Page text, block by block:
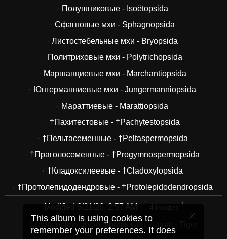
Полушниковые - Isoëtopsida
Сфагновые мхи - Sphagnopsida
Листостебельные мхи - Bryopsida
Политриховые мхи - Polytrichopsida
Маршанциевые мхи - Marchantiopsida
Юнгерманниевые мхи - Jungermanniopsida
Мараттиевые - Marattiopsida
†Пахитестовые - †Pachytestopsida
†Пельтасеменные - †Peltaspermopsida
†Праголосеменные - †Progymnospermopsida
†Кладоксилеевые - †Cladoxylopsida
†Протолепидодендровые - †Protolepidodendropsida
Modified 6/21/26, 2:57 AM
Create online photo albums with jAlbum
This album is using cookies to
remember your preferences. It does